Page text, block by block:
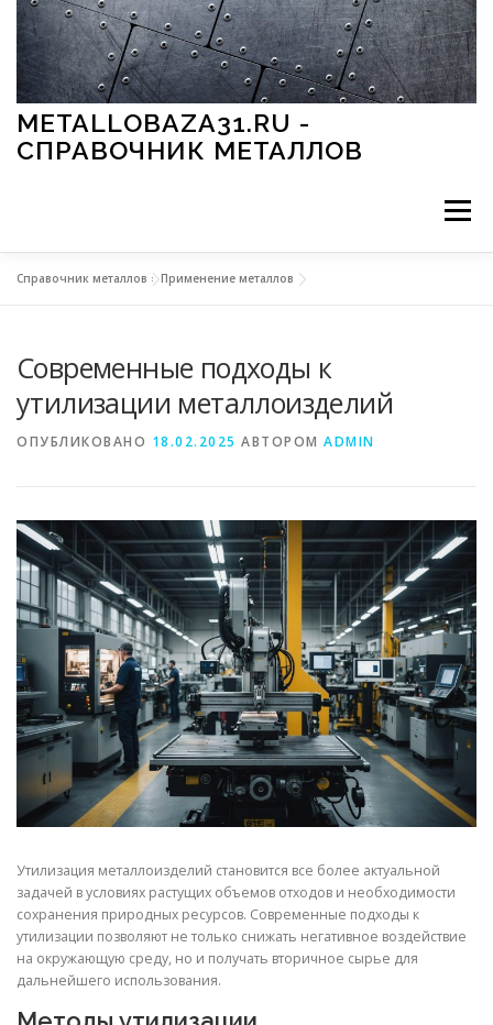
Перейти к содержимому
METALLOBAZA31.RU -
СПРАВОЧНИК МЕТАЛЛОВ
Меню
МЕТАЛЛЫ И ОКРУЖАЮЩАЯ СРЕДА
СВОЙСТВА МЕТАЛЛОВ СОРТА МЕТАЛЛОВ
СТАТЬИ
Справочник металлов »Применение металлов
Современные подходы к
утилизации металлоизделий
ОПУБЛИКОВАНО 18.02.2025 АВТОРОМ ADMIN
Утилизация металлоизделий становится все более актуальной
задачей в условиях растущих объемов отходов и необходимости
сохранения природных ресурсов. Современные подходы к
утилизации позволяют не только снижать негативное воздействие
на окружающую среду, но и получать вторичное сырье для
дальнейшего использования.